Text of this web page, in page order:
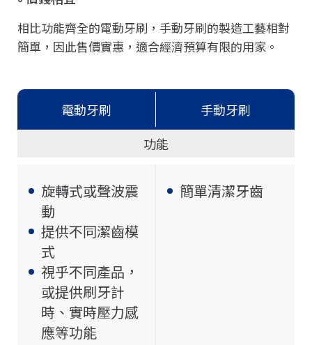
相比功能齊全的電動牙刷，手動牙刷的製造工藝相對
簡單，因此售價實惠，適合經濟預算有限的用家。
電動牙刷
手動牙刷
功能
旋轉式或聲波震
動
提供不同潔齒模
式
視乎不同產品，
或提供刷牙計
時、實時壓力感
應等功能
簡單清潔牙齒